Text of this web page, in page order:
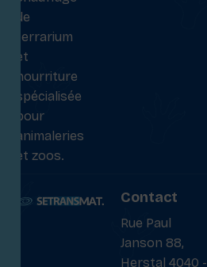
de
terrarium
et
nourriture
spécialisée
pour
animaleries
et zoos.
Contact
Rue Paul
Janson 88,
Herstal 4040 -